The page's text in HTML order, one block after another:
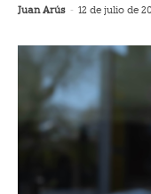
Juan Arús - 12 de julio de